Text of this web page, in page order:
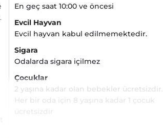
En geç saat 10:00 ve öncesi
Evcil Hayvan
Evcil hayvan kabul edilmemektedir.
Sigara
Odalarda sigara içilmez
Çocuklar
2 yaşına kadar olan bebekler ücretsizdir.
Her bir oda için 8 yaşına kadar 1 çocuk
ücretsizdir